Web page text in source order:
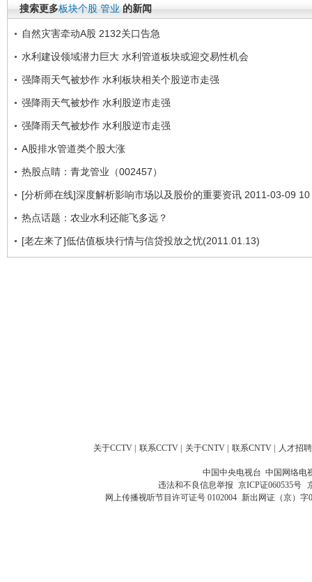
搜索更多板块个股 管业 的新闻
自然灾害牵动A股 2132关口告急
水利建设领域潜力巨大 水利管道板块或迎交易性机会
强降雨天气被炒作 水利板块相关个股逆市走强
强降雨天气被炒作 水利股逆市走强
强降雨天气被炒作 水利股逆市走强
A股排水管道类个股大涨
热股点睛：青龙管业（002457）
[分析师在线]深度解析影响市场以及股价的重要资讯 2011-03-09
热点话题：农业水利还能飞多远？
[老左来了]低估值板块行情与信贷投放之忧(2011.01.13)
关于CCTV 联系CCTV 关于CNTV 联系CNTV 人才招聘
中国中央电视台 中国网络电
违法和不良信息举报 京ICP证060535号
网上传播视听节目许可证号 0102004 新出网证（京）